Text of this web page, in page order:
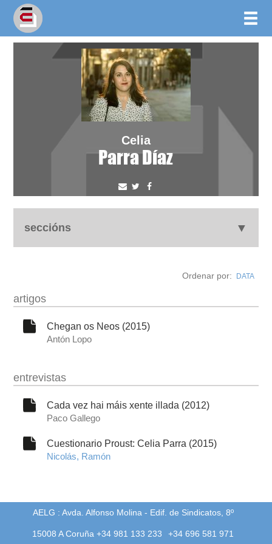
Celia
Parra Díaz
seccións
obra
fototeca
outros docs
Ordenar por: DATA
artigos
Chegan os Neos (2015)
Antón Lopo
entrevistas
Cada vez hai máis xente illada (2012)
Paco Gallego
Cuestionario Proust: Celia Parra (2015)
Nicolás, Ramón
AELG : Avda. Alfonso Molina - Edif. de Sindicatos, 8º
15008 A Coruña +34 981 133 233 +34 696 581 971